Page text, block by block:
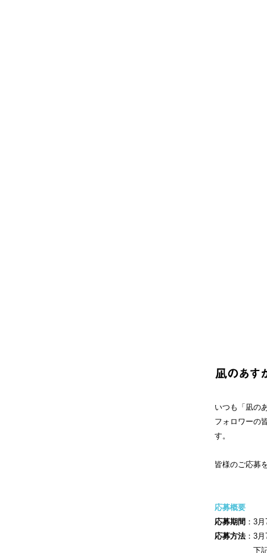
いつも「凪の
フォロワーの
す。
皆様のご応募
応募概要
応募期間 ：3
応募方法：3
下記のハ